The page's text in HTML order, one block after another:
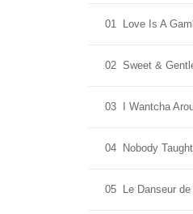
01 Love Is A
02 Sweet &
03 I Wantcha
04 Nobody
05 Le Danseur